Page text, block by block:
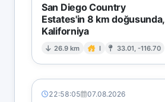
San Diego Country
Estates'in 8 km doğusunda,
Kaliforniya
26.9 km I 33.01, -116.70
22:58:05 07.08.2026